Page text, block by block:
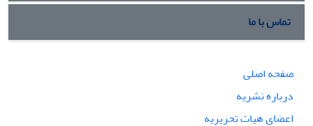
تماس با ما
صفحه اصلی
درباره نشریه
اعضای هیات تحریریه